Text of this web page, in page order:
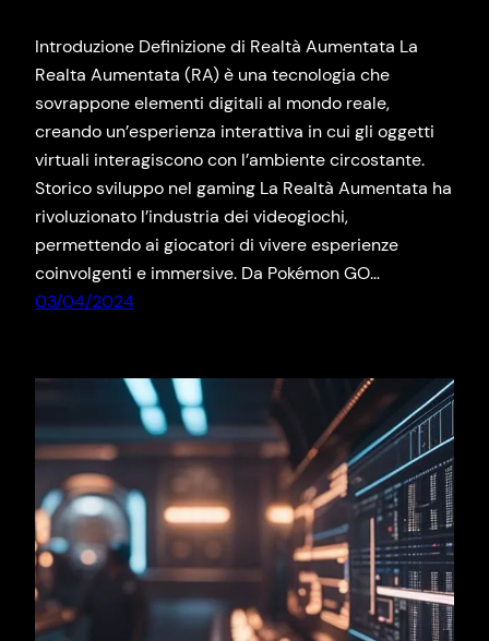
Introduzione Definizione di Realtà Aumentata La
Realta Aumentata (RA) è una tecnologia che
sovrappone elementi digitali al mondo reale,
creando un’esperienza interattiva in cui gli oggetti
virtuali interagiscono con l’ambiente circostante.
Storico sviluppo nel gaming La Realtà Aumentata ha
rivoluzionato l’industria dei videogiochi,
permettendo ai giocatori di vivere esperienze
coinvolgenti e immersive. Da Pokémon GO…
03/04/2024